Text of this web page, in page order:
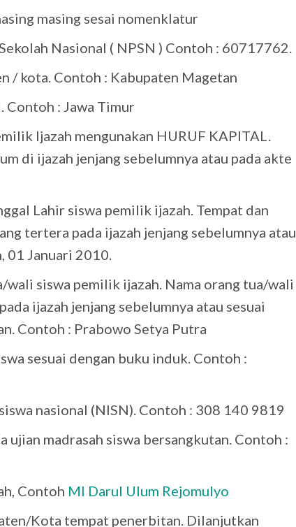
masing sesai nomenklatur
Nasional ( NPSN ) Contoh : 60717762.
/ kota. Contoh : Kabupaten Magetan
Contoh : Jawa Timur
Ijazah mengunakan HURUF KAPITAL.
di ijazah jenjang sebelumnya atau pada akte
Lahir siswa pemilik ijazah. Tempat dan
tertera pada ijazah jenjang sebelumnya atau
01 Januari 2010.
wali siswa pemilik ijazah. Nama orang tua/wali
ijazah jenjang sebelumnya atau sesuai
Contoh : Prabowo Setya Putra
sesuai dengan buku induk. Contoh :
nasional (NISN). Contoh : 308 140 9819
ujian madrasah siswa bersangkutan. Contoh :
Contoh MI Darul Ulum Rejomulyo
Kota tempat penerbitan. Dilanjutkan